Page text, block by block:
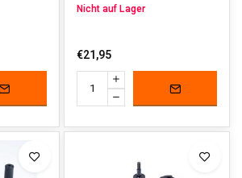
Nicht auf Lager
€21,95